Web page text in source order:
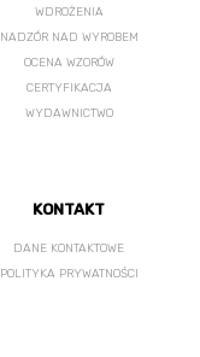
WDROŻENIA
NADZÓR NAD WYROBEM
OCENA WZORÓW
CERTYFIKACJA
WYDAWNICTWO
KONTAKT
DANE KONTAKTOWE
POLITYKA PRYWATNOŚCI